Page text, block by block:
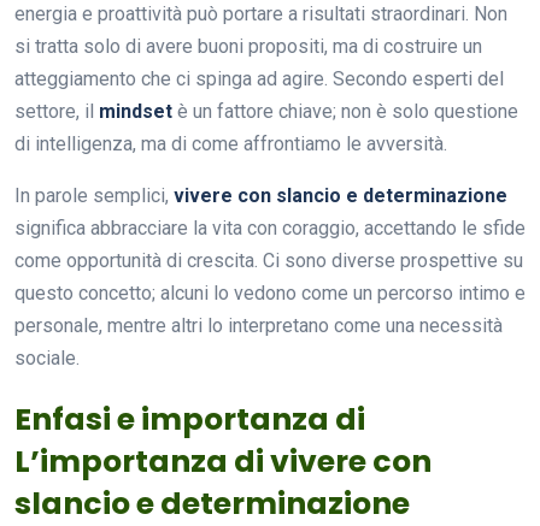
energia e proattività può portare a risultati straordinari. Non
si tratta solo di avere buoni propositi, ma di costruire un
atteggiamento che ci spinga ad agire. Secondo esperti del
settore, il mindset è un fattore chiave; non è solo questione
di intelligenza, ma di come affrontiamo le avversità.
In parole semplici, vivere con slancio e determinazione
significa abbracciare la vita con coraggio, accettando le sfide
come opportunità di crescita. Ci sono diverse prospettive su
questo concetto; alcuni lo vedono come un percorso intimo e
personale, mentre altri lo interpretano come una necessità
sociale.
Enfasi e importanza di
L’importanza di vivere con
slancio e determinazione